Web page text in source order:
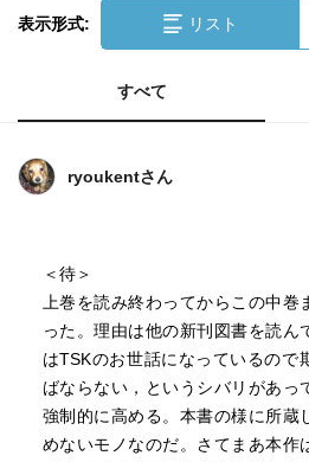
表示形式: リスト
すべて
ryoukentさん
＜待＞
上巻を読み終わってからこの中巻
った。理由は他の新刊図書を読ん
はTSKのお世話になっているので
ばならない，というシバリがあっ
強制的に高める。本書の様に所蔵
めないモノなのだ。さてまあ本作